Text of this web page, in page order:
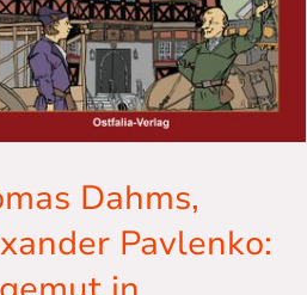
Dahms,
Pavlenko: